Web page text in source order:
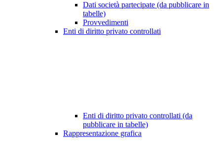
Dati società partecipate (da pubblicare in
tabelle)
Provvedimenti
Enti di diritto privato controllati
Enti di diritto privato controllati (da
pubblicare in tabelle)
Rappresentazione grafica